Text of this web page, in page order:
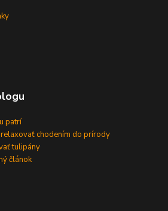
patrí
chodením do prírody
tulipány
článok